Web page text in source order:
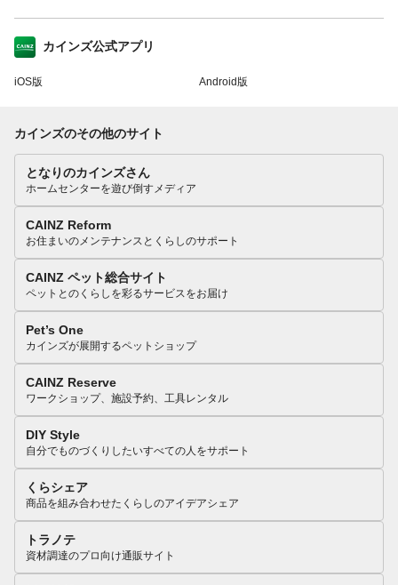
カインズ公式アプリ
iOS版 Android版
カインズのその他のサイト
となりのカインズさん
ホームセンターを遊び倒すメディア
CAINZ Reform
お住まいのメンテナンスとくらしのサポート
CAINZ ペット総合サイト
ペットとのくらしを彩るサービスをお届け
Pet’s One
カインズが展開するペットショップ
CAINZ Reserve
ワークショップ、施設予約、工具レンタル
DIY Style
自分でものづくりしたいすべての人をサポート
くらシェア
商品を組み合わせたくらしのアイデアシェア
トラノテ
資材調達のプロ向け通販サイト